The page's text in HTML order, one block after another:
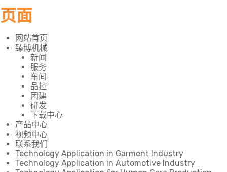
页面
网站首页
臻博机械
新闻
服务
车间
品控
团建
研发
下载中心
产品中心
视频中心
联系我们
Technology Application in Garment Industry
Technology Application in Automotive Industry